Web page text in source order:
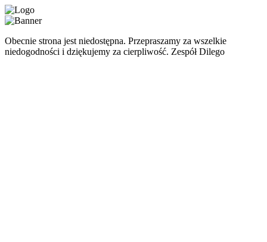
Obecnie strona jest niedostępna. Przepraszamy za wszelkie
niedogodności i dziękujemy za cierpliwość. Zespół Dilego